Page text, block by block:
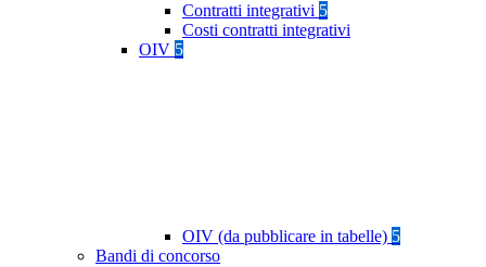
Contratti integrativi 5
Costi contratti integrativi
OIV 5
OIV (da pubblicare in tabelle) 5
Bandi di concorso